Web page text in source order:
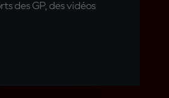
des GP, des vidéos